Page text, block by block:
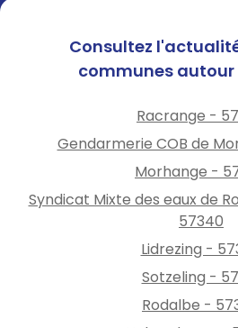
Consultez
communes autour
Racrange -
Gendarmerie COB de
Morhange -
Syndicat Mixte des eaux de
57340
Lidrezing -
Sotzeling -
Rodalbe -